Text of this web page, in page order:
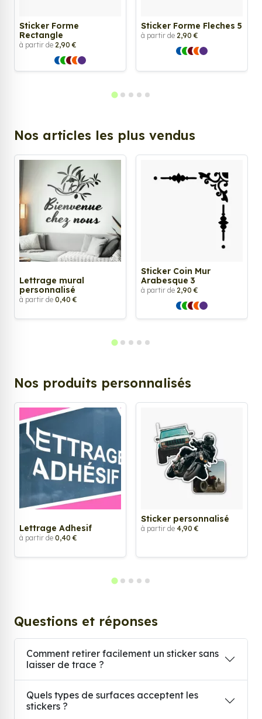
Sticker Forme
Rectangle
à partir de 2,90 €
Sticker Forme Fleches 5
à partir de 2,90 €
Nos articles les plus vendus
Lettrage mural
personnalisé
à partir de 0,40 €
Sticker Coin Mur
Arabesque 3
à partir de 2,90 €
Nos produits personnalisés
Lettrage Adhesif
à partir de 0,40 €
Sticker personnalisé
à partir de 4,90 €
Questions et réponses
Comment retirer facilement un sticker sans
laisser de trace ?
Quels types de surfaces acceptent les
stickers ?